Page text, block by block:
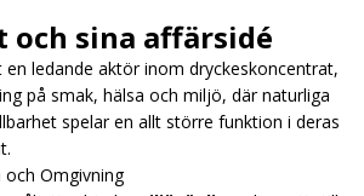
och sina affärsidé
ledande aktör inom dryckeskoncentrat,
på smak, hälsa och miljö, där naturliga
spelar en allt större funktion i deras
och Omgivning